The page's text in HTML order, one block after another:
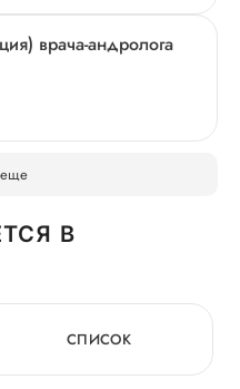
врача-андролога
еще
В
СПИСОК